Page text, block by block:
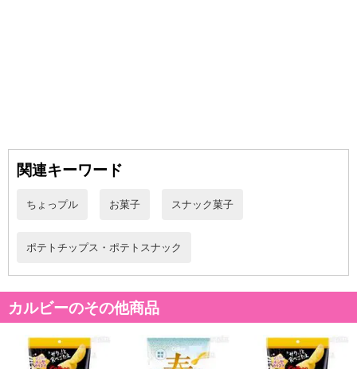
ます。
※会員様のご都合でお受取りいただけない場合、商品の再発送や返
また、お届け日時のご指定は、お受けできません。宅配業者からの
※発送予定日は前後する場合がございます。また商品によって発送
日が異なります。
※dショッピングサンプル百貨店よりお届けする商品は、ご利用いた
だいた後のご感想をいただくことを目的としており、転売等は固く
禁じます。
止させていただきます。
関連キーワード
ちょっプル お菓子 スナック菓子
ポテトチップス・ポテトスナック
カルビーのその他商品